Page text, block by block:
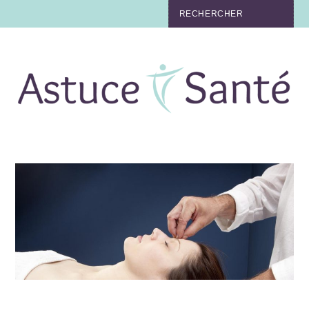
TABAC
MÉDECINE DOUCE